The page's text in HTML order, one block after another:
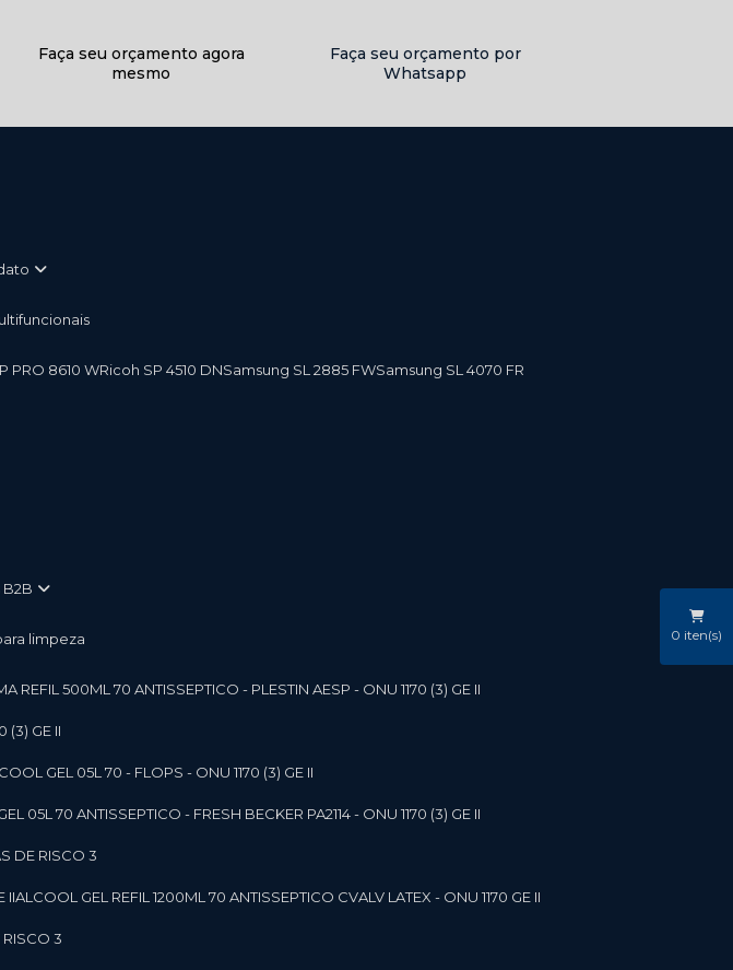
Faça seu orçamento agora
mesmo
Faça seu orçamento por
Whatsapp
HP PRO 8610 W Ricoh SP 4510 DN Samsung SL 2885 FW Samsung SL 4070 FR
B2B
limpeza
REFIL 500ML 70 ANTISSEPTICO - PLESTIN AESP - ONU 1170 (3) GE II
(3) GE II
GEL 05L 70 - FLOPS - ONU 1170 (3) GE II
05L 70 ANTISSEPTICO - FRESH BECKER PA2114 - ONU 1170 (3) GE II
DE RISCO 3
II ALCOOL GEL REFIL 1200ML 70 ANTISSEPTICO CVALV LATEX - ONU 1170 GE II
RISCO 3
0 iten(s)